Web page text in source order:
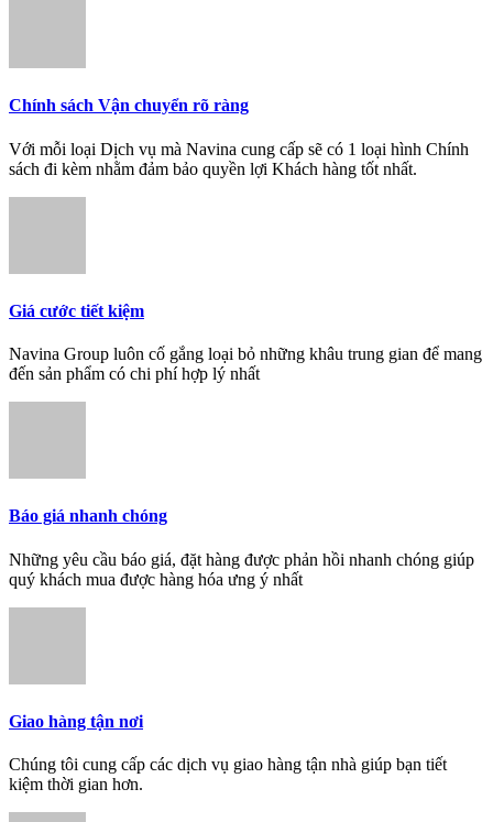
Chính sách Vận chuyển rõ ràng
Với mỗi loại Dịch vụ mà Navina cung cấp sẽ có 1 loại hình Chính
sách đi kèm nhằm đảm bảo quyền lợi Khách hàng tốt nhất.
Giá cước tiết kiệm
Navina Group luôn cố gắng loại bỏ những khâu trung gian để mang
đến sản phẩm có chi phí hợp lý nhất
Báo giá nhanh chóng
Những yêu cầu báo giá, đặt hàng được phản hồi nhanh chóng giúp
quý khách mua được hàng hóa ưng ý nhất
Giao hàng tận nơi
Chúng tôi cung cấp các dịch vụ giao hàng tận nhà giúp bạn tiết
kiệm thời gian hơn.